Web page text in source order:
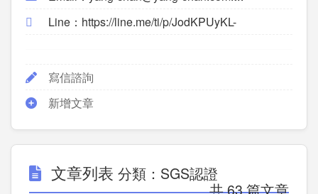
Line：https://line.me/ti/p/JodKPUyKL-
寫信諮詢
新增文章
文章列表 分類：SGS認證
共 63 篇文章